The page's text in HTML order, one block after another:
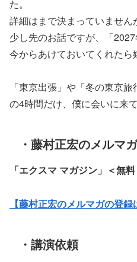
た。
詳細はまで決まっていません
少し先のお話ですが、「
今からあけておいてくれたら
「東京出張」や「冬の東京
の4時間だけ、僕に会いに来て
・藤村正宏のメルマガ
「エクスマ マガジン」 ＜無料
【藤村正宏のメルマガの登録
・講演依頼